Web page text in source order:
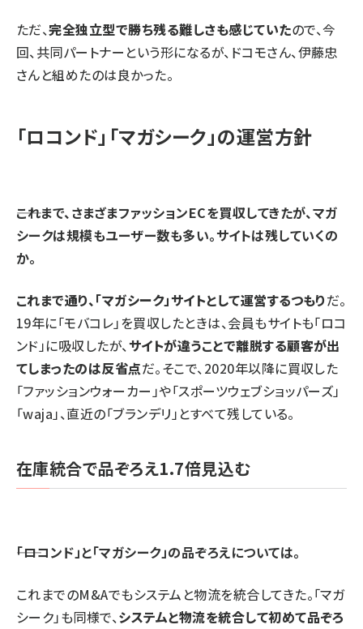
ただ、完全独立型で勝ち残る難しさも感じていたので、今
回、共同パートナーという形になるが、ドコモさん、伊藤忠
さんと組めたのは良かった。
「ロコンド」「マガシーク」の運営方針
――これまで、さまざまファッションECを買収してきたが、マガ
シークは規模もユーザー数も多い。サイトは残していくの
か。
これまで通り、「マガシーク」サイトとして運営するつもりだ。
19年に「モバコレ」を買収したときは、会員もサイトも「ロコ
ンド」に吸収したが、サイトが違うことで離脱する顧客が出
てしまったのは反省点だ。そこで、2020年以降に買収した
「ファッションウォーカー」や「スポーツウェブショッパーズ」
「waja」、直近の「ブランデリ」とすべて残している。
在庫統合で品ぞろえ1.7倍見込む
――「ロコンド」と「マガシーク」の品ぞろえについては。
これまでのM&Aでもシステムと物流を統合してきた。「マガ
シーク」も同様で、システムと物流を統合して初めて品ぞろ